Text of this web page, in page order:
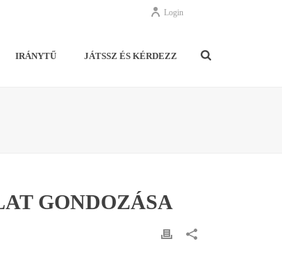
Login
IRÁNYTŰ JÁTSSZ ÉS KÉRDEZZ
GONDOZÁSA